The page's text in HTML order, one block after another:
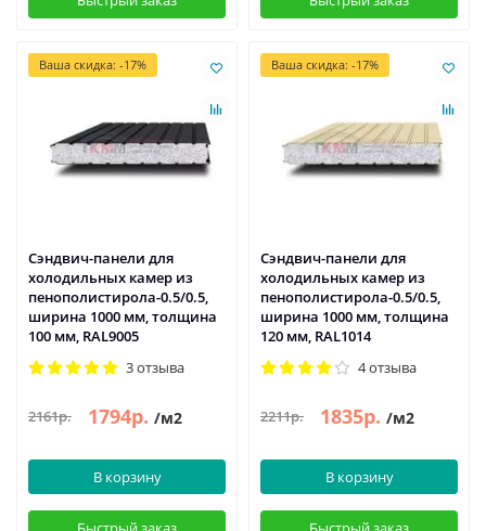
Ваша скидка: -17%
Сэндвич-панели для
холодильных камер из
пенополистирола-0.5/0.5,
ширина 1000 мм, толщина
100 мм, RAL9005
3 отзыва
2161р. 1794р. /м2
В корзину
Ваша скидка: -17%
Сэндвич-панели для
холодильных камер из
пенополистирола-0.5/0.5,
ширина 1000 мм, толщина
120 мм, RAL1014
4 отзыва
2211р. 1835р. /м2
В корзину